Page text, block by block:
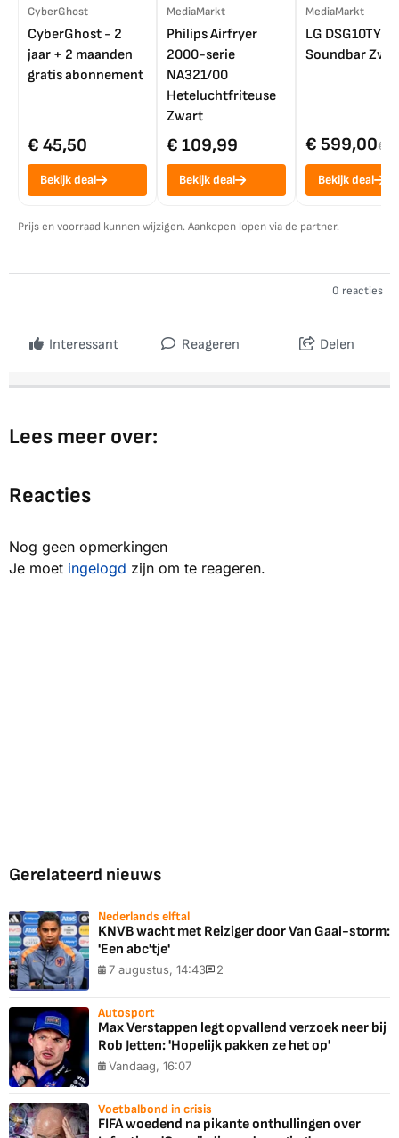
CyberGhost
CyberGhost - 2
jaar + 2 maanden
gratis abonnement
€ 45,50
Bekijk deal
MediaMarkt
Philips Airfryer
2000-serie
NA321/00
Heteluchtfriteuse
Zwart
€ 109,99
Bekijk deal
MediaMarkt
LG DSG10TY
Soundbar
€ 599,00€
Bekijk deal
Prijs en voorraad kunnen wijzigen. Aankopen lopen via de partner.
0 reacties
Interessant Reageren Delen
Lees meer over:
Reacties
Nog geen opmerkingen
Je moet ingelogd zijn om te reageren.
Gerelateerd nieuws
Nederlands elftal
KNVB wacht met Reiziger door Van Gaal-storm:
'Een abc'tje'
7 augustus, 14:43 2
Autosport
Max Verstappen legt opvallend verzoek neer bij
Rob Jetten: 'Hopelijk pakken ze het op'
Vandaag, 16:07
Voetbalbond in crisis
FIFA woedend na pikante onthullingen over